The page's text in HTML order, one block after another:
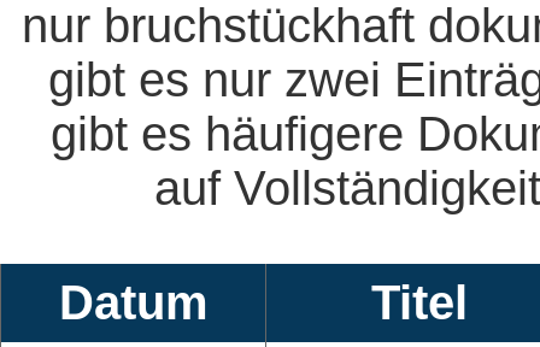
nur bruchstückhaft
gibt es nur zwei
gibt es häufigere
auf
Datum
Titel